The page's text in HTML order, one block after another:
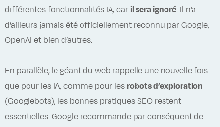
différentes fonctionnalités IA, car il sera ignoré. Il n’a
d’ailleurs jamais été officiellement reconnu par Google,
OpenAI et bien d’autres.
En parallèle, le géant du web rappelle une nouvelle fois
que pour les IA, comme pour les robots d’exploration
(Googlebots), les bonnes pratiques SEO restent
essentielles. Google recommande par conséquent de